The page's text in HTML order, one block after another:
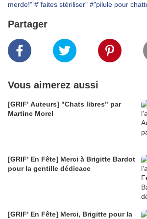
merde!" #"faites stériliser" #"pilule pour
Partager
Vous aimerez aussi
[GRIF' Auteurs] "Chats libres" par
Martine Morel
[GRIF' En Fête] Merci à Brigitte Bardot
pour la gentille dédicace
[GRIF' En Fête] Merci, Brigitte pour la